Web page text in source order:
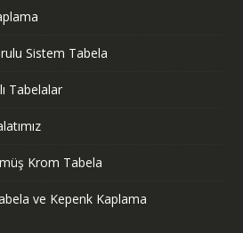
Sistem Tabela
Tabelalar
Krom Tabela
ve Kepenk Kaplama